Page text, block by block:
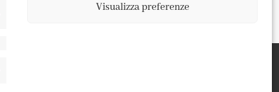
Visualizza preferenze